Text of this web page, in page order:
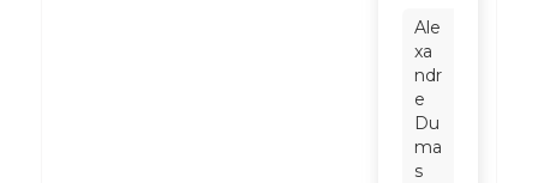
Ale
xa
ndr
e
Du
ma
s